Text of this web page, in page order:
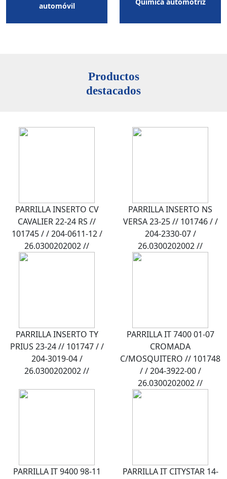
automóvil
Productos
destacados
PARRILLA INSERTO CV
CAVALIER 22-24 RS //
101745 / / 204-0611-12 /
26.0300202002 //
PARRILLA INSERTO NS
VERSA 23-25 // 101746 / /
204-2330-07 /
26.0300202002 //
PARRILLA INSERTO TY
PRIUS 23-24 // 101747 / /
204-3019-04 /
26.0300202002 //
PARRILLA IT 7400 01-07
CROMADA
C/MOSQUITERO // 101748
/ / 204-3922-00 /
26.0300202002 //
PARRILLA IT 9400 98-11
PARRILLA IT CITYSTAR 14-